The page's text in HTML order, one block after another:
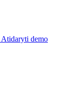
Atidaryti demo